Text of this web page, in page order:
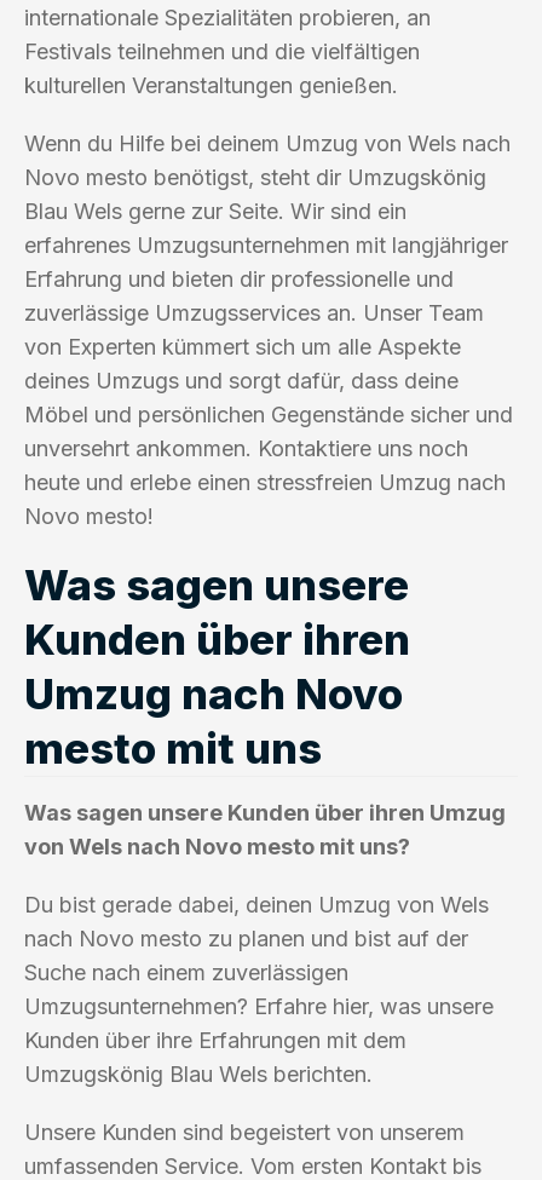
internationale Spezialitäten probieren, an
Festivals teilnehmen und die vielfältigen
kulturellen Veranstaltungen genießen.
Wenn du Hilfe bei deinem Umzug von Wels nach
Novo mesto benötigst, steht dir Umzugskönig
Blau Wels gerne zur Seite. Wir sind ein
erfahrenes Umzugsunternehmen mit langjähriger
Erfahrung und bieten dir professionelle und
zuverlässige Umzugsservices an. Unser Team
von Experten kümmert sich um alle Aspekte
deines Umzugs und sorgt dafür, dass deine
Möbel und persönlichen Gegenstände sicher und
unversehrt ankommen. Kontaktiere uns noch
heute und erlebe einen stressfreien Umzug nach
Novo mesto!
Was sagen unsere
Kunden über ihren
Umzug nach Novo
mesto mit uns
Was sagen unsere Kunden über ihren Umzug
von Wels nach Novo mesto mit uns?
Du bist gerade dabei, deinen Umzug von Wels
nach Novo mesto zu planen und bist auf der
Suche nach einem zuverlässigen
Umzugsunternehmen? Erfahre hier, was unsere
Kunden über ihre Erfahrungen mit dem
Umzugskönig Blau Wels berichten.
Unsere Kunden sind begeistert von unserem
umfassenden Service. Vom ersten Kontakt bis